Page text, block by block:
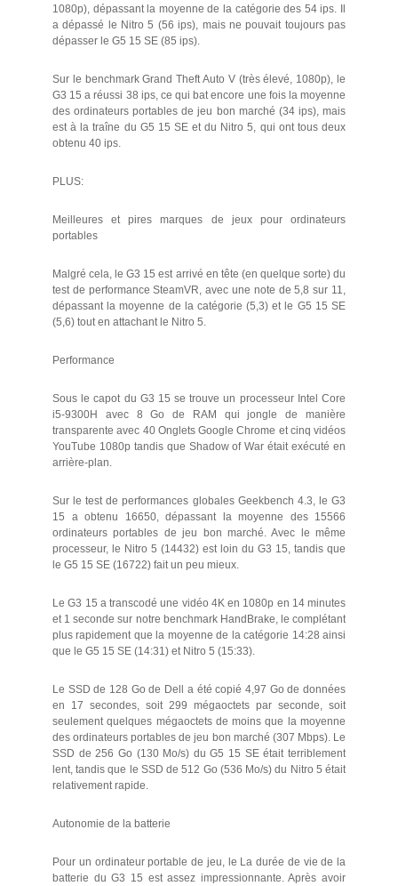
1080p), dépassant la moyenne de la catégorie des 54 ips. Il
a dépassé le Nitro 5 (56 ips), mais ne pouvait toujours pas
dépasser le G5 15 SE (85 ips).
Sur le benchmark Grand Theft Auto V (très élevé, 1080p), le
G3 15 a réussi 38 ips, ce qui bat encore une fois la moyenne
des ordinateurs portables de jeu bon marché (34 ips), mais
est à la traîne du G5 15 SE et du Nitro 5, qui ont tous deux
obtenu 40 ips.
PLUS:
Meilleures et pires marques de jeux pour ordinateurs
portables
Malgré cela, le G3 15 est arrivé en tête (en quelque sorte) du
test de performance SteamVR, avec une note de 5,8 sur 11,
dépassant la moyenne de la catégorie (5,3) et le G5 15 SE
(5,6) tout en attachant le Nitro 5.
Performance
Sous le capot du G3 15 se trouve un processeur Intel Core
i5-9300H avec 8 Go de RAM qui jongle de manière
transparente avec 40 Onglets Google Chrome et cinq vidéos
YouTube 1080p tandis que Shadow of War était exécuté en
arrière-plan.
Sur le test de performances globales Geekbench 4.3, le G3
15 a obtenu 16650, dépassant la moyenne des 15566
ordinateurs portables de jeu bon marché. Avec le même
processeur, le Nitro 5 (14432) est loin du G3 15, tandis que
le G5 15 SE (16722) fait un peu mieux.
Le G3 15 a transcodé une vidéo 4K en 1080p en 14 minutes
et 1 seconde sur notre benchmark HandBrake, le complétant
plus rapidement que la moyenne de la catégorie 14:28 ainsi
que le G5 15 SE (14:31) et Nitro 5 (15:33).
Le SSD de 128 Go de Dell a été copié 4,97 Go de données
en 17 secondes, soit 299 mégaoctets par seconde, soit
seulement quelques mégaoctets de moins que la moyenne
des ordinateurs portables de jeu bon marché (307 Mbps). Le
SSD de 256 Go (130 Mo/s) du G5 15 SE était terriblement
lent, tandis que le SSD de 512 Go (536 Mo/s) du Nitro 5 était
relativement rapide.
Autonomie de la batterie
Pour un ordinateur portable de jeu, le La durée de vie de la
batterie du G3 15 est assez impressionnante. Après avoir